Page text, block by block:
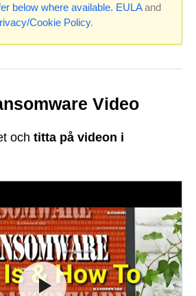
below where available. EULAand
Cookie Policy.
Video
och titta på videon i